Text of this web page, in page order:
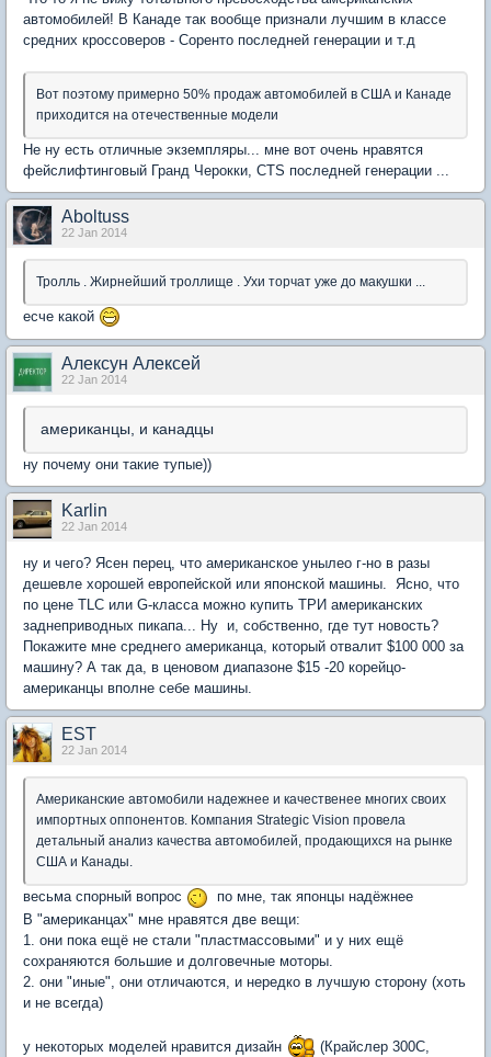
автомобилей! В Канаде так вообще признали лучшим в классе
средних кроссоверов - Соренто последней генерации и т.д
Вот поэтому примерно 50% продаж автомобилей в США и Канаде
приходится на отечественные модели
Не ну есть отличные экземпляры... мне вот очень нравятся
фейслифтинговый Гранд Черокки, CTS последней генерации ...
Aboltuss
22 Jan 2014
Тролль . Жирнейший троллище . Ухи торчат уже до макушки ...
есче какой
Алексун Алексей
22 Jan 2014
американцы, и канадцы
ну почему они такие тупые))
Karlin
22 Jan 2014
ну и чего? Ясен перец, что американское унылео г-но в разы
дешевле хорошей европейской или японской машины. Ясно, что
по цене TLC или G-класса можно купить ТРИ американских
заднеприводных пикапа... Ну и, собственно, где тут новость?
Покажите мне среднего американца, который отвалит $100 000 за
машину? А так да, в ценовом диапазоне $15 -20 корейцо-
американцы вполне себе машины.
EST
22 Jan 2014
Американские автомобили надежнее и качественее многих своих
импортных оппонентов. Компания Strategic Vision провела
детальный анализ качества автомобилей, продающихся на рынке
США и Канады.
весьма спорный вопрос
по мне, так японцы надёжнее
В "американцах" мне нравятся две вещи:
1. они пока ещё не стали "пластмассовыми" и у них ещё
сохраняются большие и долговечные моторы.
2. они "иные", они отличаются, и нередко в лучшую сторону (хоть
и не всегда)
у некоторых моделей нравится дизайн
(Крайслер 300С,